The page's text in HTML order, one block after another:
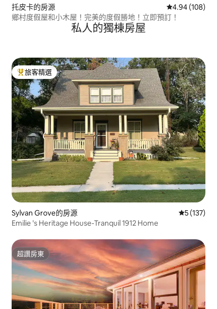
托皮卡的房源 從 108 則評價
4.94 (108)
鄉村度假屋和小木屋！完美的度假勝地！立即預訂！
私人的獨棟房屋
旅客精選榜首
旅客精選
Sylvan Grove的房源 從 137 則
5 (137)
Emilie 's Heritage House-Tranquil 1912 Home
超讚房東
超讚房東